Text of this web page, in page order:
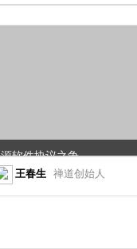
软件协议之争
王春生 禅道创始人